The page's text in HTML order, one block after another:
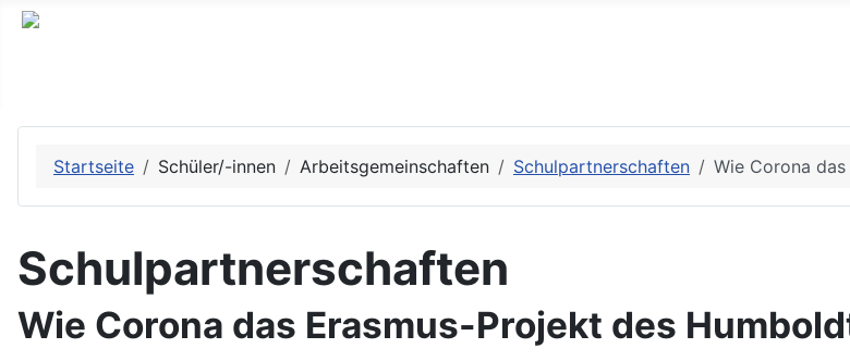
Startseite Schüler/-innen Arbeitsgemeinschaften Schulpartnerschaften Wie Corona
Schulpartnerschaften
Wie Corona das Erasmus-Projekt des